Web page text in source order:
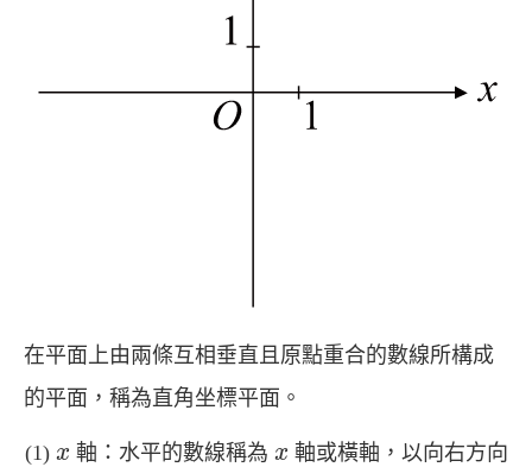
在平面上由兩條互相垂直且原點重合的數線所構成
的平面，稱為直角坐標平面。
x
x 軸：水平的數線稱為 x
x 軸或橫軸，以向右方向